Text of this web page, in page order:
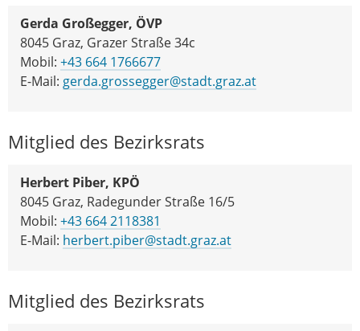
Gerda Großegger, ÖVP
8045 Graz, Grazer Straße 34c
Mobil: +43 664 1766677
E-Mail: gerda.grossegger@stadt.graz.at
Mitglied des Bezirksrats
Herbert Piber, KPÖ
8045 Graz, Radegunder Straße 16/5
Mobil: +43 664 2118381
E-Mail: herbert.piber@stadt.graz.at
Mitglied des Bezirksrats